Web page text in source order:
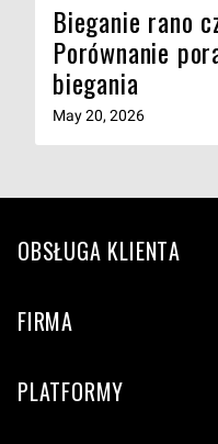
Bieganie rano
Porównanie
biegania
May 20, 2026
OBSŁUGA KLIENTA
FIRMA
PLATFORMY